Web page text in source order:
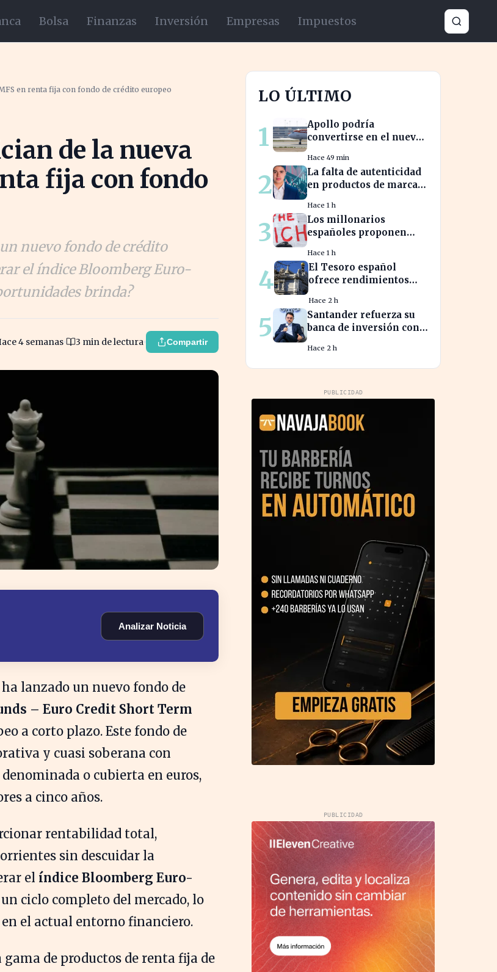
Bolsa Finanzas Inversión Empresas Impuestos
en renta fija con fondo de crédito europeo
de la nueva
fija con fondo
nuevo fondo de crédito
el índice Bloomberg Euro-
brinda?
4 semanas 3 min de lectura Compartir
Analizar Noticia
ha lanzado un nuevo fondo de
– Euro Credit Short Term
a corto plazo. Este fondo de
y cuasi soberana con
o cubierta en euros,
a cinco años.
rentabilidad total,
sin descuidar la
el índice Bloomberg Euro-
ciclo completo del mercado, lo
el actual entorno financiero.
de productos de renta fija de
LO ÚLTIMO
1
Apollo podría
convertirse en el nuevo
retirada de Castlelake
Hace 49 min
2
La falta de autenticidad
en productos de marca
consumidores en
España
Hace 1 h
3
Los millonarios
españoles proponen
para reducir la
desigualdad económica
Hace 1 h
4
El Tesoro español
ofrece rendimientos
bonos a largo plazo
Hace 2 h
5
Santander refuerza su
banca de inversión con
UBS en Brasil
Hace 2 h
PUBLICIDAD
PUBLICIDAD